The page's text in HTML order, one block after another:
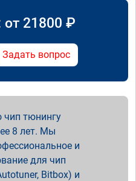
от 21800 ₽
Задать вопрос
чип тюнингу
8 лет. Мы
и
для чип
Bitbox) и